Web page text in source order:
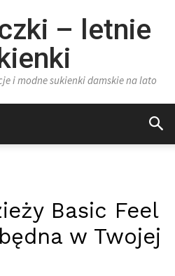
– letnie
i modne sukienki damskie na lato
Basic Feel
w Twojej